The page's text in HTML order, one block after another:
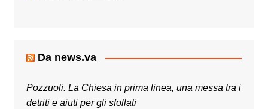
Da news.va
Pozzuoli. La Chiesa in prima linea, una messa tra i
detriti e aiuti per gli sfollati